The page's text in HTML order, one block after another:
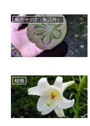
魚介その2（魚以外）
植物